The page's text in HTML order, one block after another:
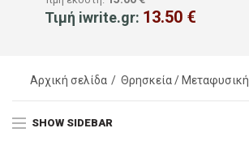
Τιμή iwrite.gr: 13.50 €
Αρχική σελίδα Θρησκεία / Μεταφυσική
SHOW SIDEBAR